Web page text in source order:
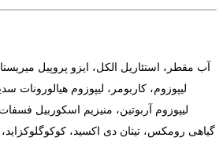
آب مقطر، استئاریل الکل، ایزو پروپیل
لیپوزوم آربوتین، منیزیم اسکوربیل
گیاهی رومکس، تیتان دی اکسید،